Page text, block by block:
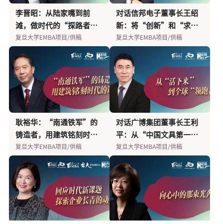
李晋昭：从陆家嘴到前
滩，做时代的“探路者” |
20年20人
复旦大学EMBA项目/供稿
对话信邦电子董事长王绍
新：将“创新”和“求
变”刻进企业DNA | 20年
复旦大学EMBA项目/供稿
耿裕华：“南通铁军”的
铸造者，用建筑铭刻时代
的记忆 | 20年20人
复旦大学EMBA项目/供稿
对话广博集团董事长王利
平：从“中国文具第一
股”到“全球超细纳米粉
复旦大学EMBA项目/供稿
高解春：如何用一份“主
观”的排行榜，撬动公立
医院学科建设？| 将帅录
复旦大学EMBA项目/供稿
ViewSonic创始人朱家
良：没有经历过低潮的创
业人生，是不完整的 | 将帅
复旦大学EMBA项目/供稿
岑钊雄：十六载复旦情
怀，二十载时代征程∣将
帅录深圳特辑
复旦大学EMBA项目/供稿
“镜子大王”裴利群：我
们很普通，但从未停止前
进的步伐 | 将帅录深圳特辑
复旦大学EMBA项目/供稿
复旦-台大 EMBA 田卫东&
葛均：结缘两岸第一班，
构筑企业新发展
复旦大学EMBA项目/供稿
复旦-台大 EMBA 田卫东&
葛均：结缘两岸第一班，
构筑企业新发展
复旦大学EMBA项目/供稿
麦当劳林慧蓉：数字化转
型是企业生存之道，靠科
技赋能，更要以人为本 | 致
复旦大学EMBA项目/供稿
刘辉：是什么造就这只与
众不同的“坏兔子”？
复旦大学EMBA项目/供稿
温石磊：不断成就全新的
自我 | 创客志
复旦大学EMBA项目/供稿
高斌：挖掘视觉产业背后
的云计算力量 | 创客志
复旦大学EMBA项目/供稿
吴波：深耕区块链底层技
术，释放新“元”力 | 创客
志
复旦大学EMBA项目/供稿
十年磨一盘：“工科
生”苗东方的自我迭代之
路 | 创客志
复旦大学EMBA项目/供稿
兆驰何胜斌：在创新中，
杀出一片蓝海 | 同学同行
复旦大学EMBA项目/供稿
王勇：北自科技IPO后，企
业管理者要做些什么？ | 同
学同行
复旦大学EMBA项目/供稿
天合光能杜东亚：财务转
向业务，开拓光伏行业之
路| 同学同行
复旦大学EMBA项目/供稿
唐慧敏：打造一款专属中
国女性的情绪饮料 | 同学同
行复旦大学EMBA项目/供稿
“400架无人机送别毕业
生”的复旦EMBA师哥，创
业是玩出来的
复旦大学EMBA项目/供稿
创E代｜科达利董事长励建
立：中国制造锂电池的水
平并不低
复旦大学EMBA项目/供稿
创E代｜对话欣融国际创始
人黄海晓：食品添加剂是
食品的灵魂
复旦大学EMBA项目/供稿
创E代｜对话芯智控股董事
长田卫东：芯片行业正酝
酿巨大商业机会
复旦大学EMBA项目/供稿
瑞云科技高斌：渲染一片
天地玄黄...
复旦大学EMBA项目/供稿
郭荣红：“带着伤和痛徒
步，坚持...
复旦大学EMBA项目/供稿
传音控股胡盛龙：“非洲
手机之王...
复旦大学EMBA项目/供稿
「我们｜WǒMEN」走在前
线，领略多维度的女性领
导力
复旦大学EMBA项目/供稿
是战士，是魔术师，是学
生，更是母亲
复旦大学EMBA项目/供稿
愿你拥有选择的权利——复
旦EMBA女生对你说
复旦大学EMBA项目/供稿
你不知道你比想象的还要
强大 | “左手带娃、右手工
作，看EMBA女生如何摆平
隔离期生活”（三）
复旦大学EMBA项目/供稿
同程艺龙：快速迭代创
新，互联网企业的生存之
道 | 向上生长的民企
复旦大学EMBA项目/供稿
居培明：你的初心决定了
你能走多远 | 向上生长的民
企
复旦大学EMBA项目/供稿
为打破国际垄断的 “卡脖
子”技术，他们“冒
死”坚持十多年 | 向上生长
复旦大学EMBA项目/供稿
谢如松：传承服务精神，
让公益有更多磁性 | 戈教天
团
复旦大学EMBA项目/供稿
孙晋：一起出发，就要一
起到达！| 戈教天团
复旦大学EMBA项目/供稿
董艺：戈壁玫瑰的选择，
让未来多一份可能 | 戈教天
团
复旦大学EMBA项目/供稿
黄明：戈壁是一个考场，
每次来都会重写一份答卷 |
戈教天团
复旦大学EMBA项目/供稿